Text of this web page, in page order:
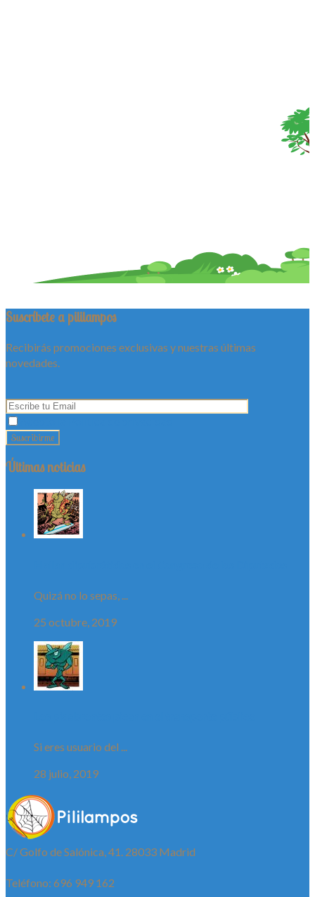
Suscríbete a pililampos
Recibirás promociones exclusivas y nuestras últimas
novedades.
Últimas noticias
Quizá no lo sepas, ...
25 octubre, 2019
Si eres usuario del ...
28 julio, 2019
C/ Golfo de Salónica, 41. 28033 Madrid
Teléfono: 696 949 162